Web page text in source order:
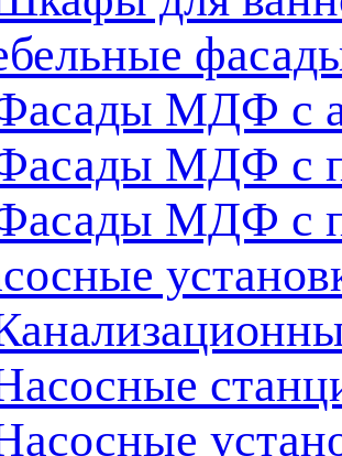
МДФ c
МДФ с
МДФ с